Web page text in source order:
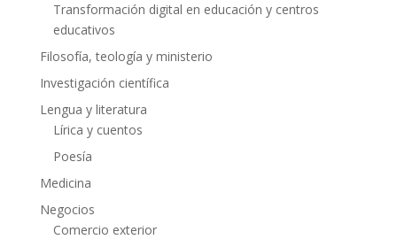
Transformación digital en educación y centros
educativos
Filosofía, teología y ministerio
Investigación científica
Lengua y literatura
Lírica y cuentos
Poesía
Medicina
Negocios
Comercio exterior